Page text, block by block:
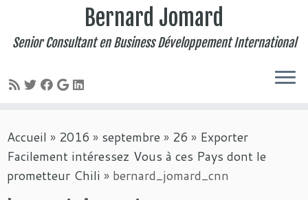
au
contenu
Bernard Jomard
Senior Consultant en Business Développement International
Accueil » 2016 » septembre » 26 » Exporter
Facilement intéressez Vous à ces Pays dont le
prometteur Chili » bernard_jomard_cnn